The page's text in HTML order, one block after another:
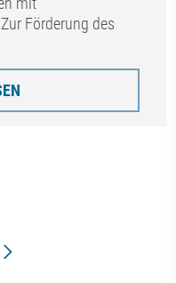
Förderung des